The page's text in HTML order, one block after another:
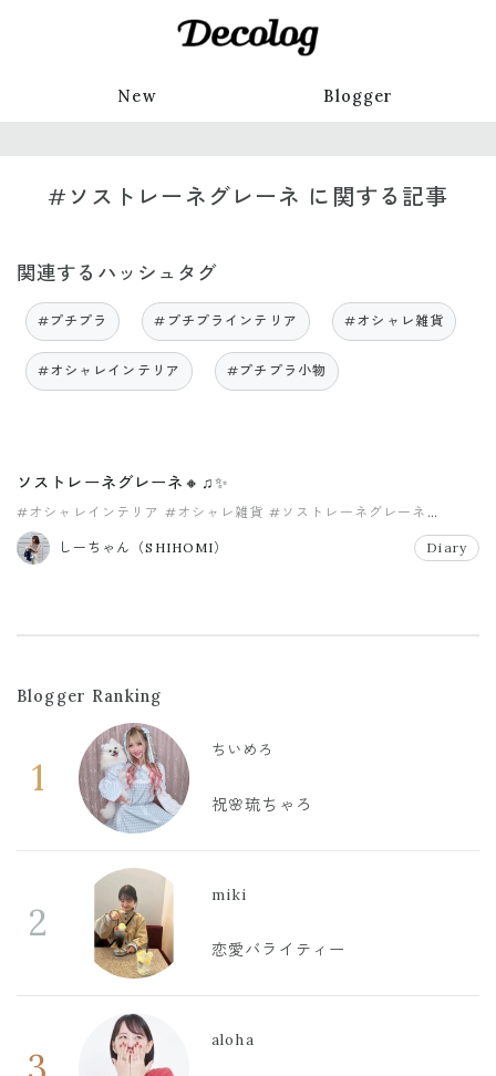
New Blogger
#ソストレーネグレーネ に関する記事
関連するハッシュタグ
#プチプラ #プチプラインテリア #オシャレ雑貨
#オシャレインテリア #プチプラ小物
ソストレーネグレーネ🔸♫✨
#オシャレインテリア #オシャレ雑貨 #ソストレーネグレーネ
#プチプラ
しーちゃん（SHIHOMI）
Diary
Blogger Ranking
1
ちいめろ
祝🌸琉ちゃろ
2
miki
恋愛バライティー
aloha